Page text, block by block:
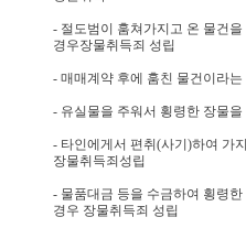
- 절도범이 훔쳐가지고 온 물건
경우장물취득죄 성립
- 매매계약 후에 훔친 물건이라
- 유실물을 주워서 횡령한 장물
- 타인에게서 편취(사기)하여 가
장물취득죄성립
- 물품대금 등을 수금하여 횡령
경우 장물취득죄 성립